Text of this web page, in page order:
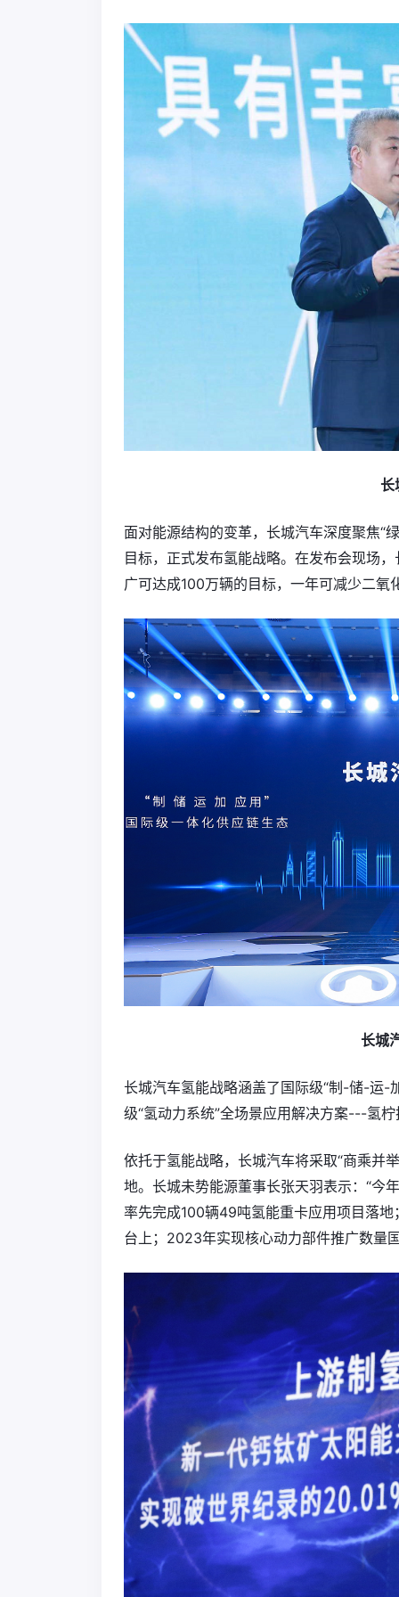
长
面对能源结构的变革，长城汽车深度聚焦“
目标，正式发布氢能战略。在发布会现场
广可达成100万辆的目标，一年可减少二氧
长城
长城汽车氢能战略涵盖了国际级“制-储-运-
级“氢动力系统”全场景应用解决方案---氢
依托于氢能战略，长城汽车将采取“商乘并
地。长城未势能源董事长张天羽表示：“今
率先完成100辆49吨氢能重卡应用项目落
台上；2023年实现核心动力部件推广数量